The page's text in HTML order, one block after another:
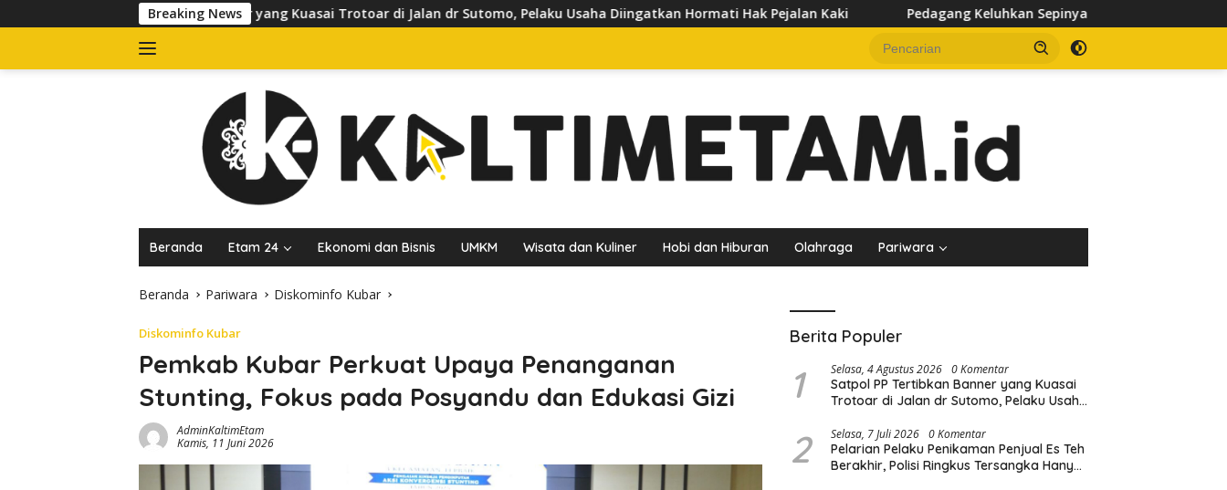
ke
Breaking News
Tertibkan Banner yang Kuasai Trotoar di Jalan dr Sutomo, Pelaku Usaha Diingatkan Hormati Hak Pejalan Kaki Pedagang Keluhkan Sepinya Pasar Pagi Samarinda, Minta Pemkot
Beranda Etam 24 Ekonomi dan Bisnis UMKM Wisata dan Kuliner Hobi dan Hiburan Olahraga Pariwara
Beranda Pariwara Diskominfo Kubar
Diskominfo Kubar
Pemkab Kubar Perkuat Upaya Penanganan
Stunting, Fokus pada Posyandu dan Edukasi Gizi
AdminKaltimEtam
Kamis, 11 Juni 2026
Berita Populer
1 Selasa, 4 Agustus 2026 0 Komentar
Satpol PP Tertibkan Banner yang Kuasai
Trotoar di Jalan dr Sutomo, Pelaku Usaha
2 Selasa, 7 Juli 2026 0 Komentar
Pelarian Pelaku Penikaman Penjual Es Teh
Berakhir, Polisi Ringkus Tersangka Hanya